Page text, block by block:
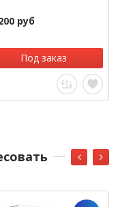
руб
Под заказ